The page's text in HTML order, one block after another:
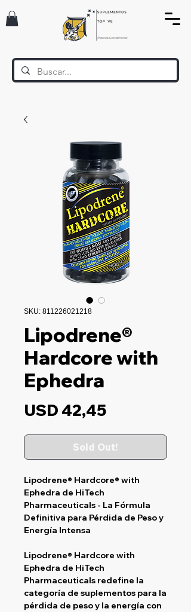
SKU: 811226021218
Lipodrene®
Hardcore with
Ephedra
USD 42,45Precio
Sold Out!
Lipodrene® Hardcore® with
Ephedra de HiTech
Pharmaceuticals - La Fórmula
Definitiva para Pérdida de Peso y
Energía Intensa
Lipodrene® Hardcore with
Ephedra de HiTech
Pharmaceuticals redefine la
categoría de suplementos para la
pérdida de peso y la energía con